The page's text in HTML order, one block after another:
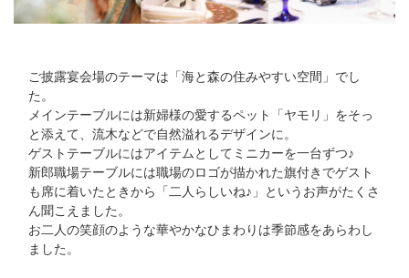
ご披露宴会場のテーマは「海と森の住みやすい空間」でし
た。
メインテーブルには新婦様の愛するペット「ヤモリ」をそっ
と添えて、流木などで自然溢れるデザインに。
ゲストテーブルにはアイテムとしてミニカーを一台ずつ♪
新郎職場テーブルには職場のロゴが描かれた旗付きでゲスト
も席に着いたときから「二人らしいね♪」というお声がたくさ
ん聞こえました。
お二人の笑顔のような華やかなひまわりは季節感をあらわし
ました。